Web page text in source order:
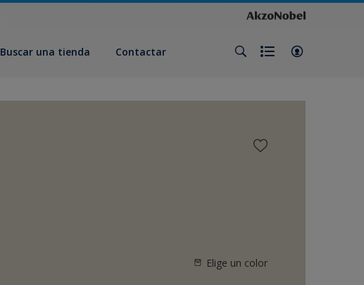
Buscar una tienda Contactar
Elige un color